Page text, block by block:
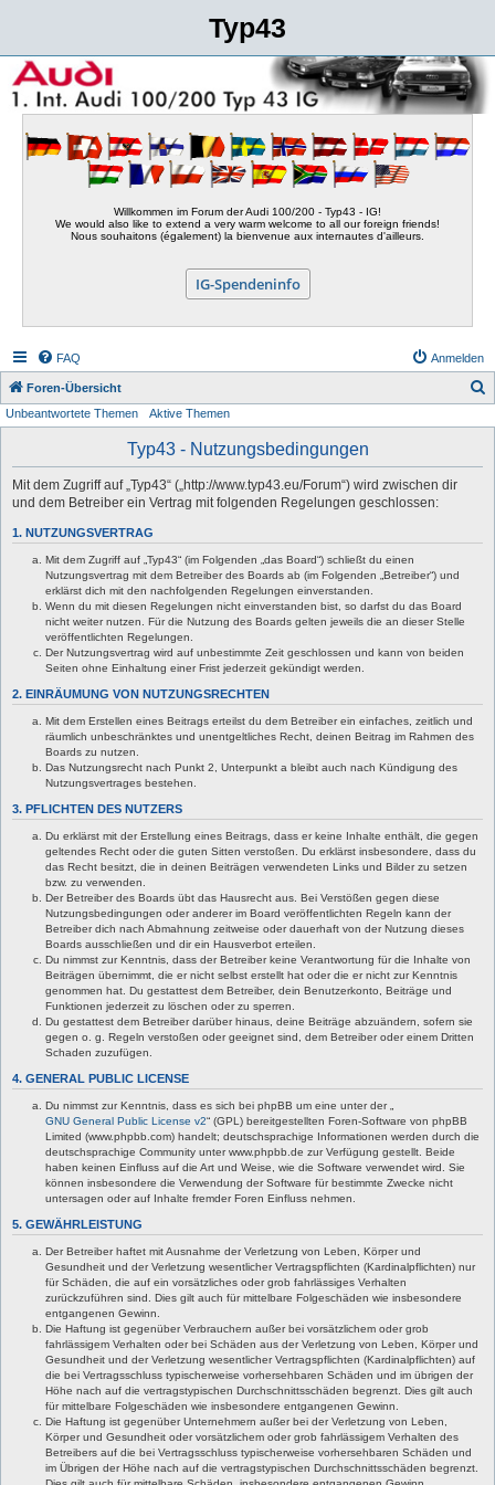
Typ43
Willkommen im Forum der Audi 100/200 - Typ43 - IG!
We would also like to extend a very warm welcome to all our foreign friends!
Nous souhaitons (également) la bienvenue aux internautes d'ailleurs.
IG-Spendeninfo
FAQ Anmelden
Foren-Übersicht
Unbeantwortete Themen Aktive Themen
Typ43 - Nutzungsbedingungen
Mit dem Zugriff auf „Typ43“ („http://www.typ43.eu/Forum“) wird zwischen dir
und dem Betreiber ein Vertrag mit folgenden Regelungen geschlossen:
1. NUTZUNGSVERTRAG
Mit dem Zugriff auf „Typ43“ (im Folgenden „das Board“) schließt du einen
Nutzungsvertrag mit dem Betreiber des Boards ab (im Folgenden „Betreiber“) und
erklärst dich mit den nachfolgenden Regelungen einverstanden.
Wenn du mit diesen Regelungen nicht einverstanden bist, so darfst du das Board
nicht weiter nutzen. Für die Nutzung des Boards gelten jeweils die an dieser Stelle
veröffentlichten Regelungen.
Der Nutzungsvertrag wird auf unbestimmte Zeit geschlossen und kann von beiden
Seiten ohne Einhaltung einer Frist jederzeit gekündigt werden.
2. EINRÄUMUNG VON NUTZUNGSRECHTEN
Mit dem Erstellen eines Beitrags erteilst du dem Betreiber ein einfaches, zeitlich und
räumlich unbeschränktes und unentgeltliches Recht, deinen Beitrag im Rahmen des
Boards zu nutzen.
Das Nutzungsrecht nach Punkt 2, Unterpunkt a bleibt auch nach Kündigung des
Nutzungsvertrages bestehen.
3. PFLICHTEN DES NUTZERS
Du erklärst mit der Erstellung eines Beitrags, dass er keine Inhalte enthält, die gegen
geltendes Recht oder die guten Sitten verstoßen. Du erklärst insbesondere, dass du
das Recht besitzt, die in deinen Beiträgen verwendeten Links und Bilder zu setzen
bzw. zu verwenden.
Der Betreiber des Boards übt das Hausrecht aus. Bei Verstößen gegen diese
Nutzungsbedingungen oder anderer im Board veröffentlichten Regeln kann der
Betreiber dich nach Abmahnung zeitweise oder dauerhaft von der Nutzung dieses
Boards ausschließen und dir ein Hausverbot erteilen.
Du nimmst zur Kenntnis, dass der Betreiber keine Verantwortung für die Inhalte von
Beiträgen übernimmt, die er nicht selbst erstellt hat oder die er nicht zur Kenntnis
genommen hat. Du gestattest dem Betreiber, dein Benutzerkonto, Beiträge und
Funktionen jederzeit zu löschen oder zu sperren.
Du gestattest dem Betreiber darüber hinaus, deine Beiträge abzuändern, sofern sie
gegen o. g. Regeln verstoßen oder geeignet sind, dem Betreiber oder einem Dritten
Schaden zuzufügen.
4. GENERAL PUBLIC LICENSE
Du nimmst zur Kenntnis, dass es sich bei phpBB um eine unter der „
GNU General Public License v2“ (GPL) bereitgestellten Foren-Software von phpBB
Limited (www.phpbb.com) handelt; deutschsprachige Informationen werden durch die
deutschsprachige Community unter www.phpbb.de zur Verfügung gestellt. Beide
haben keinen Einfluss auf die Art und Weise, wie die Software verwendet wird. Sie
können insbesondere die Verwendung der Software für bestimmte Zwecke nicht
untersagen oder auf Inhalte fremder Foren Einfluss nehmen.
5. GEWÄHRLEISTUNG
Der Betreiber haftet mit Ausnahme der Verletzung von Leben, Körper und
Gesundheit und der Verletzung wesentlicher Vertragspflichten (Kardinalpflichten) nur
für Schäden, die auf ein vorsätzliches oder grob fahrlässiges Verhalten
zurückzuführen sind. Dies gilt auch für mittelbare Folgeschäden wie insbesondere
entgangenen Gewinn.
Die Haftung ist gegenüber Verbrauchern außer bei vorsätzlichem oder grob
fahrlässigem Verhalten oder bei Schäden aus der Verletzung von Leben, Körper und
Gesundheit und der Verletzung wesentlicher Vertragspflichten (Kardinalpflichten) auf
die bei Vertragsschluss typischerweise vorhersehbaren Schäden und im übrigen der
Höhe nach auf die vertragstypischen Durchschnittsschäden begrenzt. Dies gilt auch
für mittelbare Folgeschäden wie insbesondere entgangenen Gewinn.
Die Haftung ist gegenüber Unternehmern außer bei der Verletzung von Leben,
Körper und Gesundheit oder vorsätzlichem oder grob fahrlässigem Verhalten des
Betreibers auf die bei Vertragsschluss typischerweise vorhersehbaren Schäden und
im Übrigen der Höhe nach auf die vertragstypischen Durchschnittsschäden begrenzt.